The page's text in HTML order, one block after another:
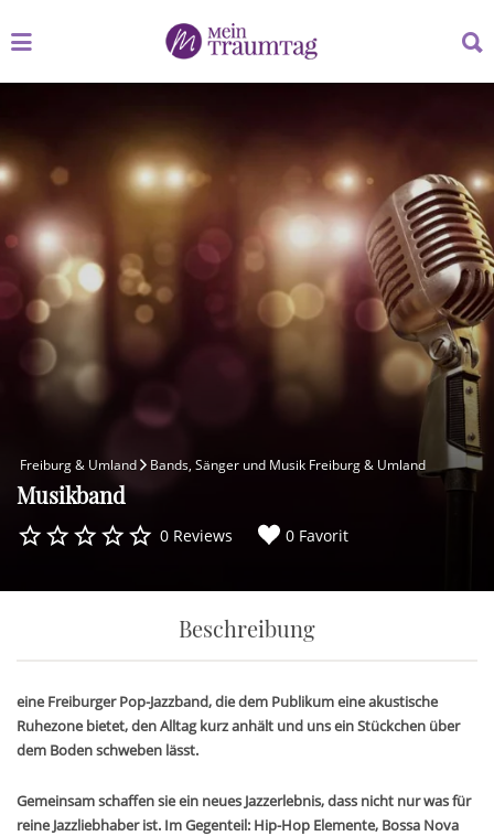
nach:
nach:
Freiburg & Umland Bands, Sänger und Musik Freiburg & Umland
Musikband
0 Reviews 0 Favorit
Beschreibung
eine Freiburger Pop-Jazzband, die dem Publikum eine akustische
Ruhezone bietet, den Alltag kurz anhält und uns ein Stückchen über
dem Boden schweben lässt.
Gemeinsam schaffen sie ein neues Jazzerlebnis, dass nicht nur was für
reine Jazzliebhaber ist. Im Gegenteil: Hip-Hop Elemente, Bossa Nova